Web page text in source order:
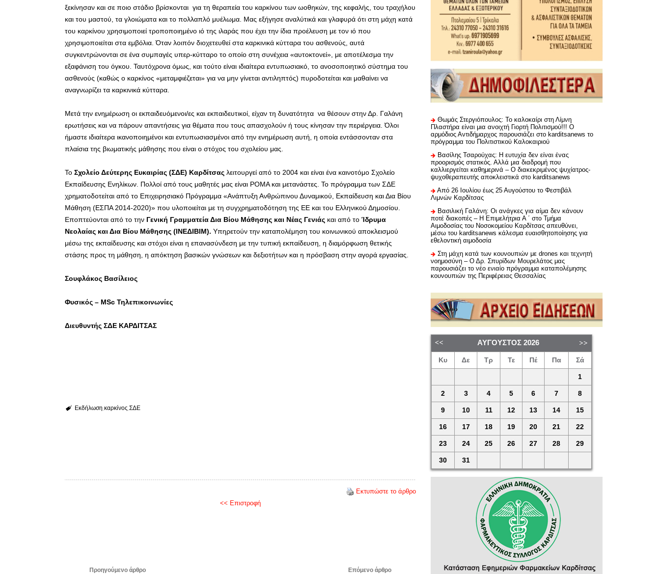
ξεκίνησαν και σε ποιο στάδιο βρίσκονται για τη θεραπεία του καρκίνου των ωοθηκών, της κεφαλής, του τραχήλου
και του μαστού, τα γλοιώματα και το πολλαπλό μυέλωμα. Μας εξήγησε αναλύτικά και γλαφυρά ότι στη μάχη κατά
του καρκίνου χρησιμοποιεί τροποποιημένο ιό της ιλαράς που έχει την ίδια προέλευση με τον ιό που
χρησιμοποιείται στα εμβόλια. Όταν λοιπόν διοχετευθεί στα καρκινικά κύτταρα του ασθενούς, αυτά
συγκεντρώνονται σε ένα συμπαγές υπερ-κύτταρο το οποίο στη συνέχεια «αυτοκτονεί», με αποτέλεσμα την
εξαφάνιση του όγκου. Ταυτόχρονα όμως, και τούτο είναι ιδιαίτερα εντυπωσιακό, το ανοσοποιητικό σύστημα του
ασθενούς (καθώς ο καρκίνος «μεταμφιέζεται» για να μην γίνεται αντιληπτός) πυροδοτείται και μαθαίνει να
αναγνωρίζει τα καρκινικά κύτταρα.
Μετά την ενημέρωση οι εκπαιδευόμενοι/ες και εκπαιδευτικοί, είχαν τη δυνατότητα να θέσουν στην Δρ. Γαλάνη
ερωτήσεις και να πάρουν απαντήσεις για θέματα που τους απασχολούν ή τους κίνησαν την περιέργεια. Όλοι
ήμαστε ιδιαίτερα ικανοποιημένοι και εντυπωσιασμένοι από την ενημέρωση αυτή, η οποία εντάσσονταν στα
πλαίσια της βιωματικής μάθησης που είναι ο στόχος του σχολείου μας.
Το Σχολείο Δεύτερης Ευκαιρίας (ΣΔΕ) Καρδίτσας λειτουργεί από το 2004 και είναι ένα καινοτόμο Σχολείο
Εκπαίδευσης Ενηλίκων. Πολλοί από τους μαθητές μας είναι ΡΟΜΑ και μετανάστες. Το πρόγραμμα των ΣΔΕ
χρηματοδοτείται από το Επιχειρησιακό Πρόγραμμα «Ανάπτυξη Ανθρώπινου Δυναμικού, Εκπαίδευση και Δια Βίου
Μάθηση (ΕΣΠΑ 2014-2020)» που υλοποιείται με τη συγχρηματοδότηση της ΕΕ και του Ελληνικού Δημοσίου.
Εποπτεύονται από το την Γενική Γραμματεία Δια Βίου Μάθησης και Νέας Γενιάς και από το Ίδρυμα
Νεολαίας και Δια Βίου Μάθησης (ΙΝΕΔΙΒΙΜ). Υπηρετούν την καταπολέμηση του κοινωνικού αποκλεισμού
μέσω της εκπαίδευσης και στόχοι είναι η επανασύνδεση με την τυπική εκπαίδευση, η διαμόρφωση θετικής
στάσης προς τη μάθηση, η απόκτηση βασικών γνώσεων και δεξιοτήτων και η πρόσβαση στην αγορά εργασίας.
Σουφλάκος Βασίλειος
Φυσικός – MSc Τηλεπικοινωνίες
Διευθυντής ΣΔΕ ΚΑΡΔΙΤΣΑΣ
Εκδήλωση καρκίνος ΣΔΕ
Εκτυπώστε το άρθρο
<< Επιστροφή
Προηγούμενο άρθρο Επόμενο άρθρο
Θωμάς Στεργιόπουλος: Το καλοκαίρι στη Λίμνη
Πλαστήρα είναι μια ανοιχτή Γιορτή Πολιτισμού!!! Ο
αρμόδιος Αντιδήμαρχος παρουσιάζει στο karditsanews το
πρόγραμμα του Πολιτιστικού Καλοκαιριού
Βασίλης Τσαρούχας: Η ευτυχία δεν είναι ένας
προορισμός στατικός. Αλλά μια διαδρομή που
καλλιεργείται καθημερινά – Ο διακεκριμένος ψυχίατρος-
ψυχοθεραπευτής αποκλειστικά στο karditsanews
Από 26 Ιουλίου έως 25 Αυγούστου το Φεστιβάλ
Λιμνών Καρδίτσας
Βασιλική Γαλάνη: Οι ανάγκες για αίμα δεν κάνουν
ποτέ διακοπές – Η Επιμελήτρια Α ΄ στο Τμήμα
Αιμοδοσίας του Νοσοκομείου Καρδίτσας απευθύνει,
μέσω του karditsanews κάλεσμα ευαισθητοποίησης για
εθελοντική αιμοδοσία
Στη μάχη κατά των κουνουπιών με drones και τεχνητή
νοημοσύνη – Ο Δρ. Σπυρίδων Μουρελάτος μας
παρουσιάζει το νέο ενιαίο πρόγραμμα καταπολέμησης
κουνουπιών της Περιφέρειας Θεσσαλίας
ΑΎΓΟΥΣΤΟΣ 2026
Κυ Δε Τρ Τε Πέ Πα Σά
1
2 3 4 5 6 7 8
9 10 11 12 13 14 15
16 17 18 19 20 21 22
23 24 25 26 27 28 29
30 31